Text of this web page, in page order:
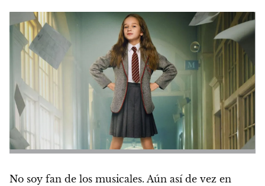
No soy fan de los musicales. Aún así de vez en